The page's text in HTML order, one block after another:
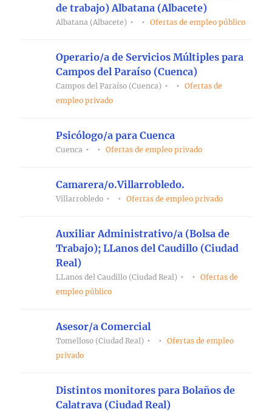
de trabajo) Albatana (Albacete)
Albatana (Albacete) Ofertas de empleo público
Operario/a de Servicios Múltiples para
Campos del Paraíso (Cuenca)
Campos del Paraíso (Cuenca)
Ofertas de
empleo privado
Psicólogo/a para Cuenca
Cuenca Ofertas de empleo privado
Camarera/o.Villarrobledo.
Villarrobledo Ofertas de empleo privado
Auxiliar Administrativo/a (Bolsa de
Trabajo); LLanos del Caudillo (Ciudad
Real)
LLanos del Caudillo (Ciudad Real)
Ofertas de
empleo público
Asesor/a Comercial
Tomelloso (Ciudad Real)
Ofertas de empleo
privado
Distintos monitores para Bolaños de
Calatrava (Ciudad Real)